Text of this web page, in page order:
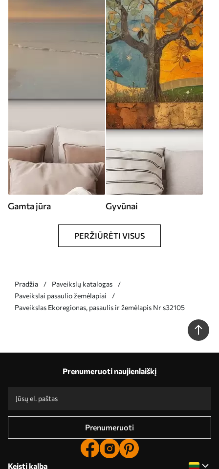
Gamta jūra Gyvūnai
PERŽIŪRĖTI VISUS
Pradžia
Paveikslų katalogas
Paveikslai pasaulio žemėlapiai
Paveikslas Ekoregionas, pasaulis ir žemėlapis Nr s32105
Prenumeruoti naujienlaiškį
Prenumeruoti
Keisti kalbą